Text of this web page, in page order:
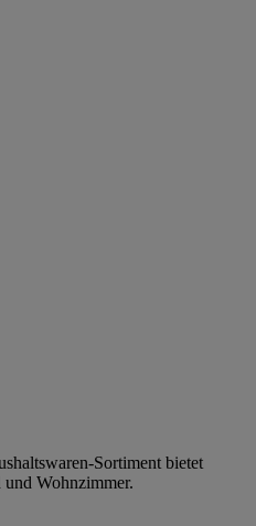
Sortiment bietet
Wohnzimmer.